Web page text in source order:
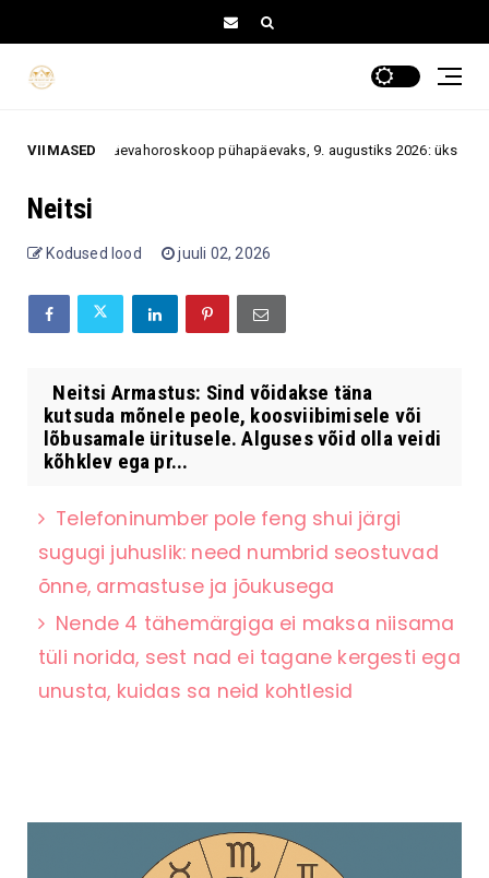
VIIMASEDPäevahoroskoop pühapäevaks, 9. augustiks 2026: üks
Neitsi
Kodused lood juuli 02, 2026
Neitsi Armastus: Sind võidakse täna
kutsuda mõnele peole, koosviibimisele või
lõbusamale üritusele. Alguses võid olla veidi
kõhklev ega pr...
Telefoninumber pole feng shui järgi
sugugi juhuslik: need numbrid seostuvad
õnne, armastuse ja jõukusega
Nende 4 tähemärgiga ei maksa niisama
tüli norida, sest nad ei tagane kergesti ega
unusta, kuidas sa neid kohtlesid